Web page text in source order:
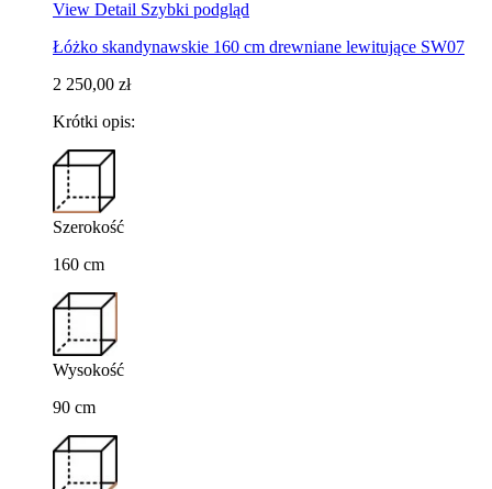
View Detail Szybki podgląd
Łóżko skandynawskie 160 cm drewniane lewitujące SW07
2 250,00 zł
Krótki opis:
Szerokość
160 cm
Wysokość
90 cm